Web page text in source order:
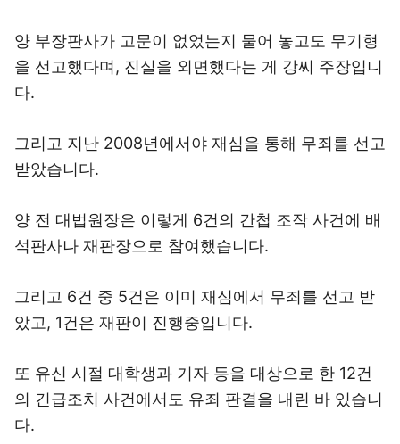
양 부장판사가 고문이 없었는지 물어 놓고도 무기형
을 선고했다며, 진실을 외면했다는 게 강씨 주장입니
다.
그리고 지난 2008년에서야 재심을 통해 무죄를 선고
받았습니다.
양 전 대법원장은 이렇게 6건의 간첩 조작 사건에 배
석판사나 재판장으로 참여했습니다.
그리고 6건 중 5건은 이미 재심에서 무죄를 선고 받
았고, 1건은 재판이 진행중입니다.
또 유신 시절 대학생과 기자 등을 대상으로 한 12건
의 긴급조치 사건에서도 유죄 판결을 내린 바 있습니
다.